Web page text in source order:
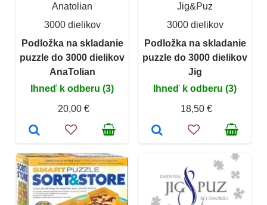
Anatolian
3000 dielikov
Podložka na skladanie
puzzle do 3000 dielikov
AnaTolian
Ihneď k odberu (3)
20,00 €
Jig&Puz
3000 dielikov
Podložka na skladanie
puzzle do 3000 dielikov
Jig
Ihneď k odberu (3)
18,50 €